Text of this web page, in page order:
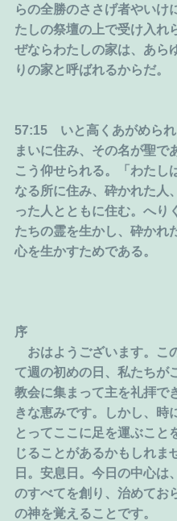
らの全勝のささげ者やいけ
たしの祭壇の上で受け入れ
ぜならわたしの家は、あら
りの家と呼ばれるからだ。
57:15　いと高くあがめら
まいに住み、その名が聖で
こう仰せられる。「わたし
なる所に住み、砕かれた人
った人とともに住む。へり
たちの霊を生かし、砕かれ
心を生かすためである。
序
おはようございます。こ
て週の初めの日、私たちが
教会に集まって主を礼拝で
きな恵みです。しかし、時
とってここに足を運ぶこと
じることがあるかもしれま
日。安息日。今日の中心は
のすべてを創り、治めてお
の神を覚えることです。